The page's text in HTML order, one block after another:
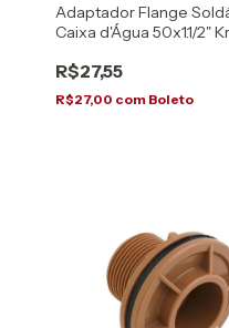
Adaptador Flange
Caixa d'Água 50x1.1/2"
R$27,55
R$27,00 com Boleto